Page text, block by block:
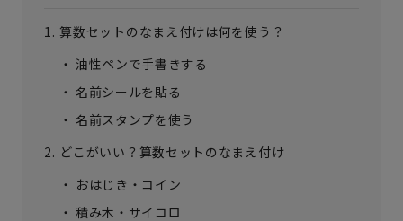
算数セットのなまえ付けは何を使う？
油性ペンで手書きする
名前シールを貼る
名前スタンプを使う
どこがいい？算数セットのなまえ付け
おはじき・コイン
積み木・サイコロ